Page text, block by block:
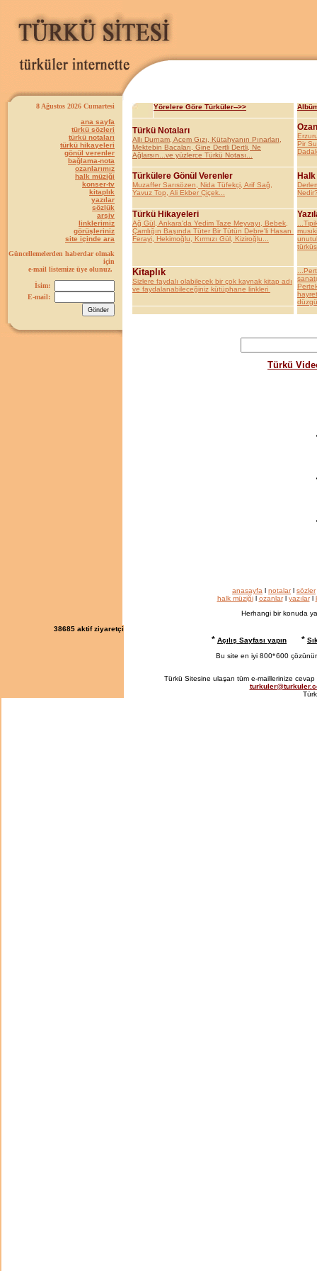
8 Ağustos 2026 Cumartesi
ana sayfa
türkü sözleri
türkü notaları
türkü hikayeleri
gönül verenler
bağlama-nota
ozanlarımız
halk müziği
konser-tv
kitaplık
yazılar
sözlük
arşiv
linklerimiz
görüşleriniz
site içinde ara
Güncellemelerden haberdar olmak
için
e-mail listemize üye olunuz.
İsim:
E-mail:
Yörelere Göre Türküler-->>
Türkü Notaları
Allı Durnam, Acem Gızı, Kütahyanın Pınarları,
Mektebin Bacaları, Gine Dertli Dertli, Ne
Ağlarsın...ve yüzlerce Türkü Notası...
Pir
Türkülere Gönül Verenler
Muzaffer Sarısözen, Nida Tüfekçi, Arif Sağ,
Yavuz Top, Ali Ekber Çiçek...
Türkü Hikayeleri
Ağ Gül, Ankara'da Yedim Taze Meyvayı, Bebek,
Çamlığın Başında Tüter Bir Tütün Debre'li Hasan
Ferayi, Hekimoğlu, Kırmızı Gül, Kiziroğlu...
Kitaplık
Sizlere faydalı olabilecek bir çok kaynak kitap adı
ve faydalanabileceğiniz kütüphane linkleri
Türkü
anasayfa l notalarl sözler
halk müziğil ozanlarl yazılarl
Herhangi bir konuda
38685 aktif ziyaretçi
* Açılış Sayfası yapın *
Bu site en iyi 800*600
Türkü Sitesine ulaşan tüm e-maillerinize cevap